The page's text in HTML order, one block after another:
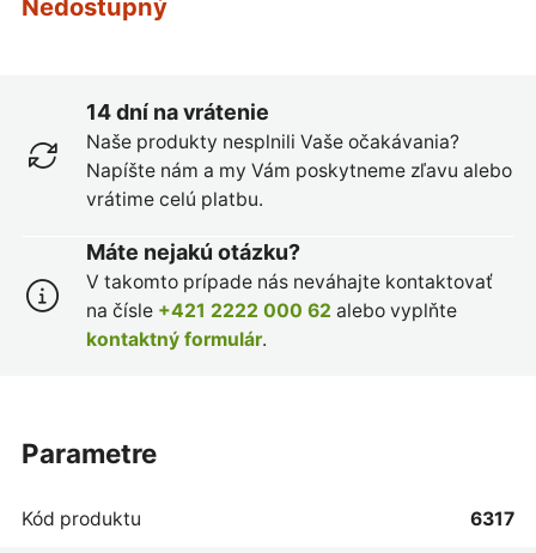
Nedostupný
14 dní na vrátenie
Naše produkty nesplnili Vaše očakávania?
Napíšte nám a my Vám poskytneme zľavu alebo
vrátime celú platbu.
Máte nejakú otázku?
V takomto prípade nás neváhajte kontaktovať
na čísle +421 2222 000 62 alebo vyplňte
kontaktný formulár.
parametre
Kód produktu 6317